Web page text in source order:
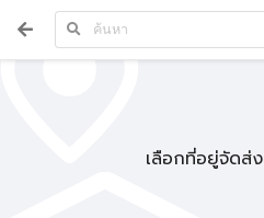
เลือกที่อยู่จัดส่ง